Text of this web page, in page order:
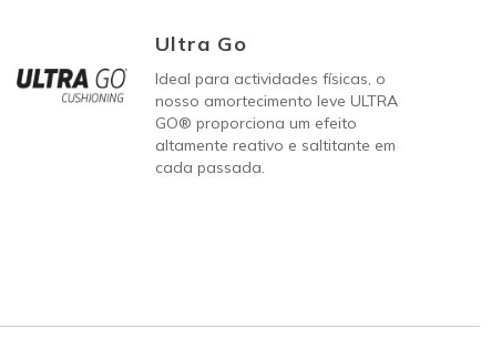
Ultra Go
Ideal para actividades físicas, o
nosso amortecimento leve ULTRA
GO® proporciona um efeito
altamente reativo e saltitante em
cada passada.